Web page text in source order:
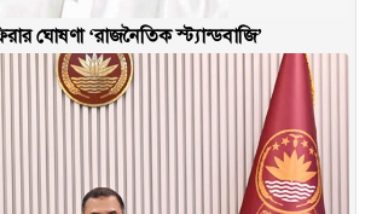
ঘোষণা ‘রাজনৈতিক স্ট্যান্ডবাজি’